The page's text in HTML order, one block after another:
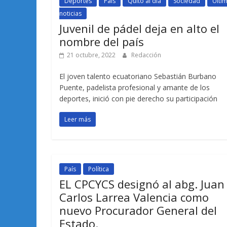
noticias
Juvenil de pádel deja en alto el
nombre del país
21 octubre, 2022 Redacción
El joven talento ecuatoriano Sebastián Burbano
Puente, padelista profesional y amante de los
deportes, inició con pie derecho su participación
Leer más
País Política
EL CPCYCS designó al abg. Juan
Carlos Larrea Valencia como
nuevo Procurador General del
Estado.